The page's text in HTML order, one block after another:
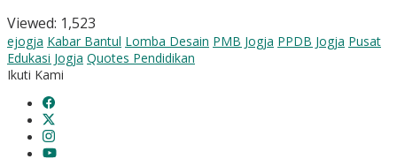
Viewed: 1,523
ejogja Kabar Bantul Lomba Desain PMB Jogja PPDB Jogja Pusat
Edukasi Jogja Quotes Pendidikan
Ikuti Kami